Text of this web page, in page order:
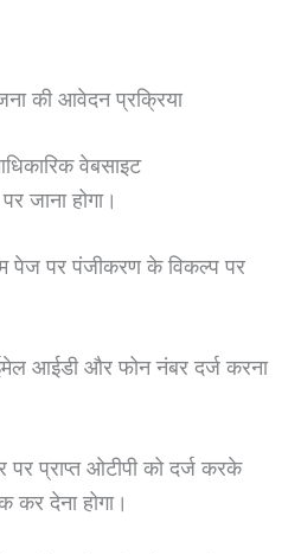
की आवेदन प्रक्रिया
वेबसाइट
होगा।
पेज पर पंजीकरण के विकल्प पर
आईडी और फोन नंबर दर्ज करना
प्राप्त ओटीपी को दर्ज करके
कर देना होगा।